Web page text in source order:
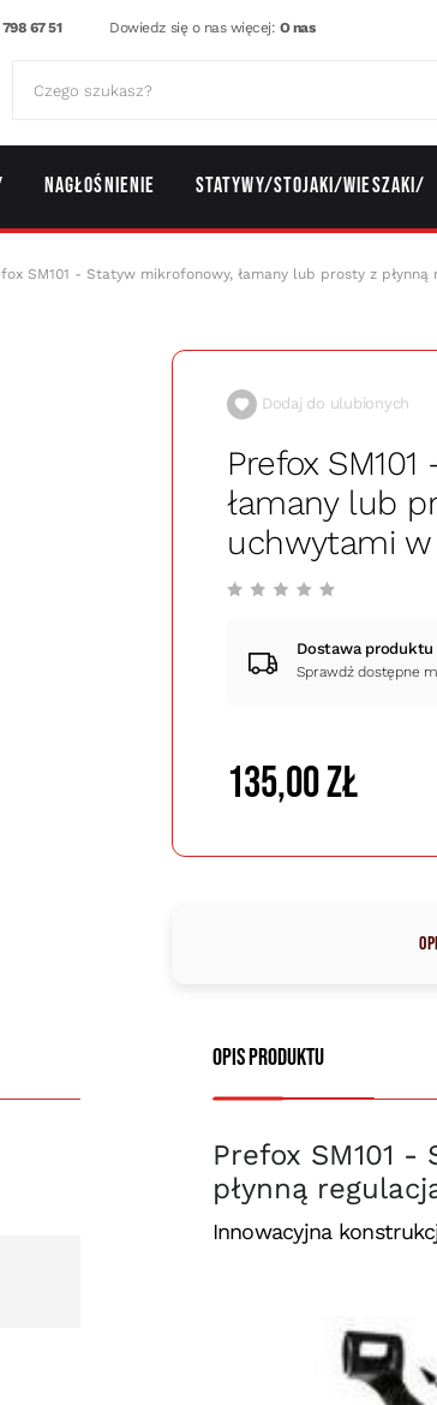
67 51 Dowiedz się o nas więcej: O nas
Nagłośnienie Statywy/Stojaki/Wieszaki/
SM101 - Statyw mikrofonowy, łamany lub prosty z
Dodaj do ulubionych
Prefox
łamany lub
uchwytami
Dostawa produktu
Sprawdź dostępne
135,00 zł
Opis produktu
Prefox SM101
płynną
Innowacyjna